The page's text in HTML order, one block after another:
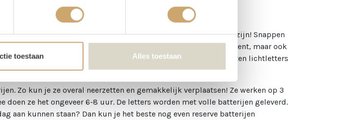
toestaan Alles toestaan
klein V
bijna bij iedere styling wel ergens en merken dat jullie ook fan zijn! Snappen
eigenlijk wel bij iedere stijl. Zo staan ze tof op een festival event, maar ook
komen ze goed uit de verf. Vooral in de avond geven deze houten lichtletters
Zo kun je ze overal neerzetten en gemakkelijk verplaatsen! Ze werken op 3
doen ze het ongeveer 6-8 uur. De letters worden met volle batterijen geleverd.
aan kunnen staan? Dan kun je het beste nog even reserve batterijen